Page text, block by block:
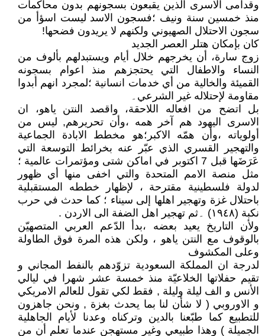
وقدامى الاسرى الذين يقبعون بسجونهم بدون محاكمات
منذ خمسين سنة ونيف ؛فسجون الاسد ليست اسؤأ من
سجون الاحتلال الصهيوني ولكنهم لا يريدون فضحها!
كان بإمكان هتلر العصر الجديد
زوج سارة، أن يخرجهم خلال أيام ويستبدلهم بألوف من
النساء والاطفال التي يحتجزهم منذ اعوام بسجونه
القميئة والخالية من أي خدمات انسانية ؛لمجرد انهم أبدوا
مقاومة لإحتلاله غير الشرعي۔
بل اتضح من افعاله اللاحقة، واقصد النتن ياهو، ان
الاسرى اليهود هم آخر همه ،وأن تحريرهم, ليس من
أولوياته ،وأن همّه الاكبر؛هو مخطط الابادة الجماعية
والتهجير القسري الذي عبّر عنه بخرائط التوسعة التي
عَرَضَها قبل 7 اكتوبر في اماكن شتى ومؤتمرات عالمية ؛
مثل منصة الامم المتحدة والتي اخفى منها أي ظهور
لدولة فلسطينية مقترحة ، لإظهار خططه المستقبلية
باحتلال غزة وتهجير اهلها إلى سيناء ؛ كما حدث في حرب
نكبة (١٩٤٨) ۔ثم تهجير اهل الضفة الى الاردن .
ولأن التاريخ يعيد بعضه ،بدأ الدّعم العربي المتصهيّن
بالوقوف مع النتن ياهو ، ولكن هذه المرة فوق الطاولة
وعلى المكشوف
لدرجة ان المملكة السعودية تزوّدهم بالنفط المجاني و
تقيم حفلاتها الخلاعيّة منذ خمسة عشر شهرا في ليالي
الأنس و الف ليلة وليلة , فقط لكي تقول للعالم الامريكي
و الاوروبي ( لا شأن لنا بما يحدث بغزة , ونحن جاهزون
للتطبيع كما طبّعنا بالدين وتركناه وعدنا لأيام الجاهلية
الجميلة ) وهذا طبيعي وغير مستهجن عندما تعلم أن من